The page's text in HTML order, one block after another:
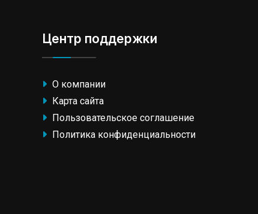
Центр поддержки
О компании
Карта сайта
Пользовательское соглашение
Политика конфиденциальности